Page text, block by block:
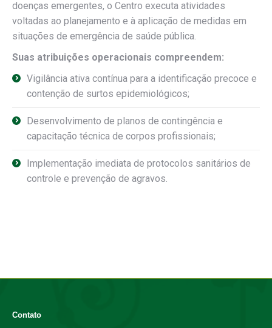
doenças emergentes, o Centro executa atividades
voltadas ao planejamento e à aplicação de medidas em
situações de emergência de saúde pública.
Suas atribuições operacionais compreendem:
Vigilância ativa contínua para a identificação precoce e
contenção de surtos epidemiológicos;
Desenvolvimento de planos de contingência e
capacitação técnica de corpos profissionais;
Implementação imediata de protocolos sanitários de
controle e prevenção de agravos.
Contato